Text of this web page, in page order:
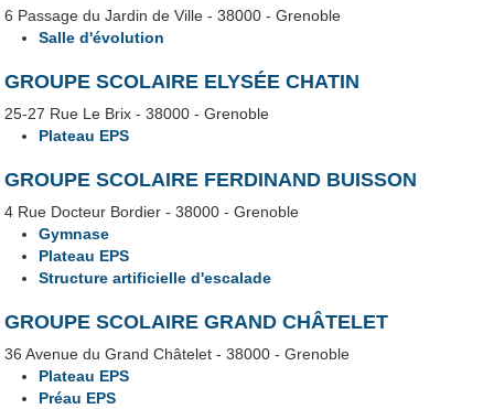
6 Passage du Jardin de Ville - 38000 - Grenoble
Salle d'évolution
GROUPE SCOLAIRE ELYSÉE CHATIN
25-27 Rue Le Brix - 38000 - Grenoble
Plateau EPS
GROUPE SCOLAIRE FERDINAND BUISSON
4 Rue Docteur Bordier - 38000 - Grenoble
Gymnase
Plateau EPS
Structure artificielle d'escalade
GROUPE SCOLAIRE GRAND CHÂTELET
36 Avenue du Grand Châtelet - 38000 - Grenoble
Plateau EPS
Préau EPS